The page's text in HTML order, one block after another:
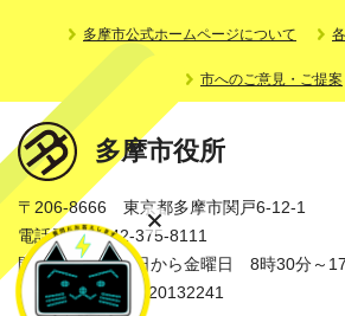
多摩市公式ホームページについて
市へのご意見・ご提案
多摩市役所
〒206-8666 東京都多摩市関戸6-12-1
電話番号：042-375-8111
開庁時間：月曜日から金曜日 8時30分～
法人番号：3000020132241